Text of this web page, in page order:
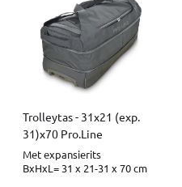
Trolleytas - 31x21 (exp.
31)x70 Pro.Line
Met expansierits
BxHxL= 31 x 21-31 x 70 cm